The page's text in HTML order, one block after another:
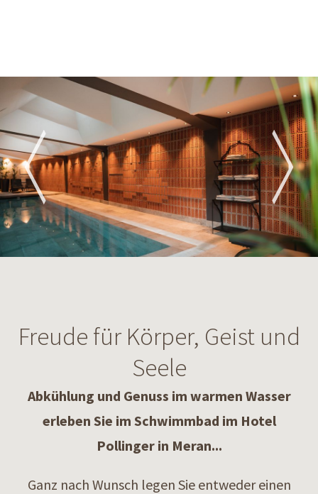
Freude für Körper, Geist und
Seele
Abkühlung und Genuss im warmen Wasser
erleben Sie im Schwimmbad im Hotel
Pollinger in Meran...
Ganz nach Wunsch legen Sie entweder einen